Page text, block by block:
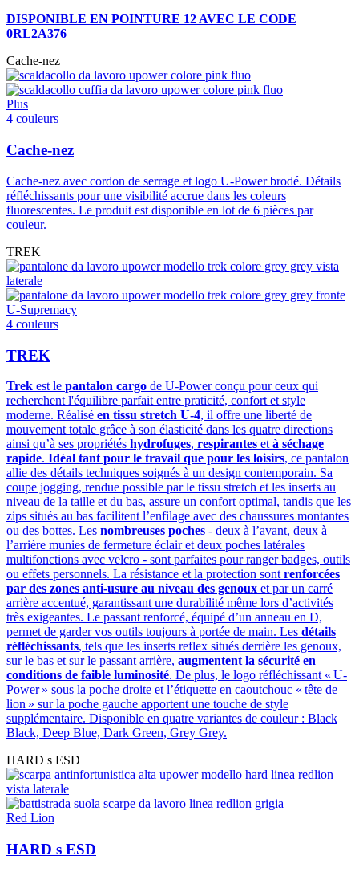
DISPONIBLE EN POINTURE 12 AVEC LE CODE
0RL2A376
Cache-nez
Plus
4 couleurs
Cache-nez
Cache-nez avec cordon de serrage et logo U-Power brodé. Détails
réfléchissants pour une visibilité accrue dans les coleurs
fluorescentes. Le produit est disponible en lot de 6 pièces par
couleur.
TREK
U-Supremacy
4 couleurs
TREK
Trek est le pantalon cargo de U-Power conçu pour ceux qui
recherchent l'équilibre parfait entre praticité, confort et style
moderne. Réalisé en tissu stretch U-4, il offre une liberté de
mouvement totale grâce à son élasticité dans les quatre directions
ainsi qu’à ses propriétés hydrofuges, respirantes et à séchage
rapide. Idéal tant pour le travail que pour les loisirs, ce pantalon
allie des détails techniques soignés à un design contemporain. Sa
coupe jogging, rendue possible par le tissu stretch et les inserts au
niveau de la taille et du bas, assure un confort optimal, tandis que les
zips situés au bas facilitent l’enfilage avec des chaussures montantes
ou des bottes. Les nombreuses poches - deux à l’avant, deux à
l’arrière munies de fermeture éclair et deux poches latérales
multifonctions avec velcro - sont parfaites pour ranger badges, outils
ou effets personnels. La résistance et la protection sont renforcées
par des zones anti-usure au niveau des genoux et par un carré
arrière accentué, garantissant une durabilité même lors d’activités
très exigeantes. Le passant renforcé, équipé d’un anneau en D,
permet de garder vos outils toujours à portée de main. Les détails
réfléchissants, tels que les inserts reflex situés derrière les genoux,
sur le bas et sur le passant arrière, augmentent la sécurité en
conditions de faible luminosité. De plus, le logo réfléchissant « U-
Power » sous la poche droite et l’étiquette en caoutchouc « tête de
lion » sur la poche gauche apportent une touche de style
supplémentaire. Disponible en quatre variantes de couleur : Black
Black, Deep Blue, Dark Green, Grey Grey.
HARD s ESD
Red Lion
HARD s ESD